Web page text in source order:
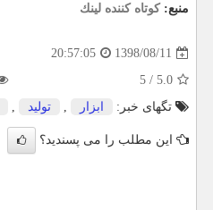
منبع:كوتاه كننده لینك
1398/08/11
20:57:05
5.0
/
5
تگهای خبر:
ابزار , تولید ,
این مطلب را می پسندید؟